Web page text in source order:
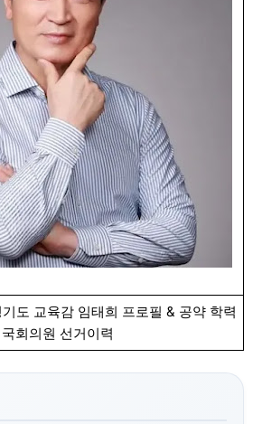
도 교육감 임태희 프로필 & 공약 학력
국회의원 선거이력